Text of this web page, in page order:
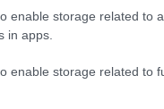
enable storage related to
in apps.
enable storage related to
Greece Youth
Choir | Τραγουδούν